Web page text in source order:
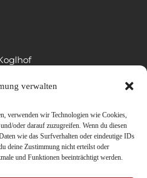
verwalten
verwenden wir Technologien wie Cookies,
oder darauf zuzugreifen. Wenn du diesen
wie das Surfverhalten oder eindeutige IDs
deine Zustimmung nicht erteilst oder
und Funktionen beeinträchtigt werden.